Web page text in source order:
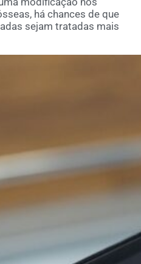
há chances de que
sejam tratadas mais